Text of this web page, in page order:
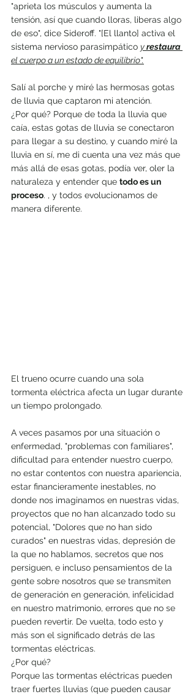
"aprieta los músculos y aumenta la
tensión, así que cuando lloras, liberas algo
de eso", dice Sideroff. "[El llanto] activa el
sistema nervioso parasimpático y restaura
el cuerpo a un estado de equilibrio".
Salí al porche y miré las hermosas gotas
de lluvia que captaron mi atención.
¿Por qué? Porque de toda la lluvia que
caía, estas gotas de lluvia se conectaron
para llegar a su destino, y cuando miré la
lluvia en sí, me di cuenta una vez más que
más allá de esas gotas, podía ver, oler la
naturaleza y entender que todo es un
proceso. , y todos evolucionamos de
manera diferente.
El trueno ocurre cuando una sola
tormenta eléctrica afecta un lugar durante
un tiempo prolongado.
A veces pasamos por una situación o
enfermedad, "problemas con familiares",
dificultad para entender nuestro cuerpo,
no estar contentos con nuestra apariencia,
estar financieramente inestables, no
donde nos imaginamos en nuestras vidas,
proyectos que no han alcanzado todo su
potencial, "Dolores que no han sido
curados" en nuestras vidas, depresión de
la que no hablamos, secretos que nos
persiguen, e incluso pensamientos de la
gente sobre nosotros que se transmiten
de generación en generación, infelicidad
en nuestro matrimonio, errores que no se
pueden revertir. De vuelta, todo esto y
más son el significado detrás de las
tormentas eléctricas.
¿Por qué?
Porque las tormentas eléctricas pueden
traer fuertes lluvias (que pueden causar